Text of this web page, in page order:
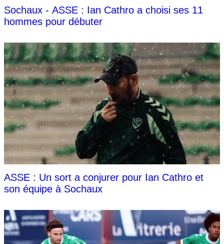
Sochaux - ASSE : Ian Cathro a choisi ses 11
hommes pour débuter
ASSE : Un sort a conjurer pour Ian Cathro et
son équipe à Sochaux